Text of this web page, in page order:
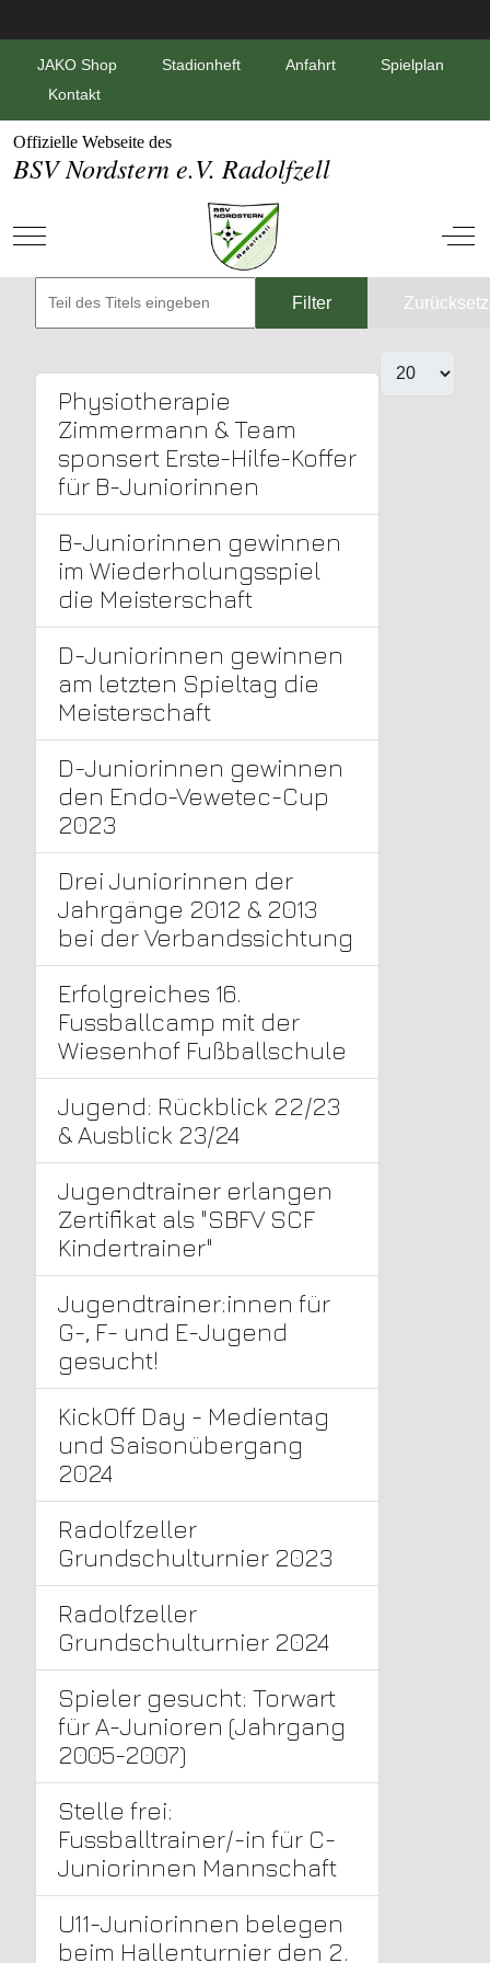
JAKO Shop Stadionheft Anfahrt
Spielplan
Kontakt
Offizielle Webseite des
BSV Nordstern e.V. Radolfzell
Mobile Menu Toggle Off-
Filter
Physiotherapie
Zimmermann & Team
sponsert Erste-Hilfe-Koffer
für B-Juniorinnen
B-Juniorinnen gewinnen
im Wiederholungsspiel
die Meisterschaft
D-Juniorinnen gewinnen
am letzten Spieltag die
Meisterschaft
D-Juniorinnen gewinnen
den Endo-Vewetec-Cup
2023
Drei Juniorinnen der
Jahrgänge 2012 & 2013
bei der Verbandssichtung
Erfolgreiches 16.
Fussballcamp mit der
Wiesenhof Fußballschule
Jugend: Rückblick 22/23
& Ausblick 23/24
Jugendtrainer erlangen
Zertifikat als "SBFV SCF
Kindertrainer"
Jugendtrainer:innen für
G-, F- und E-Jugend
gesucht!
KickOff Day - Medientag
und Saisonübergang
2024
Radolfzeller
Grundschulturnier 2023
Radolfzeller
Grundschulturnier 2024
Spieler gesucht: Torwart
für A-Junioren (Jahrgang
2005-2007)
Stelle frei:
Fussballtrainer/-in für C-
Juniorinnen Mannschaft
U11-Juniorinnen belegen
beim Hallenturnier den 2.